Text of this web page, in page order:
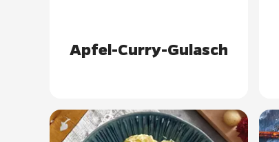
Apfel-Curry-Gulasch